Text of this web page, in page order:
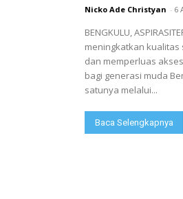
Nicko Ade Christyan - 6
BENGKULU,
meningkatkan kualitas
dan memperluas
bagi generasi muda
satunya melalui...
Baca Selengkapnya